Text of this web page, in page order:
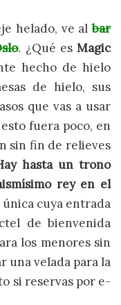
helado, ve albar
. ¿Qué esMagic
hecho de hielo
de hielo, sus
que vas a usar
fuera poco, en
sin fin de relieves
hasta un trono
rey en el
cuya entrada
de bienvenida
los menores sin
una velada para la
si reservas por e-